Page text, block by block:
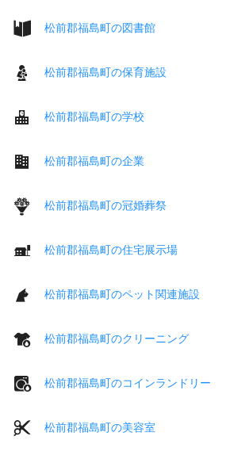
松前郡福島町の図書館
松前郡福島町の保育施設
松前郡福島町の学校
松前郡福島町の企業
松前郡福島町の冠婚葬祭
松前郡福島町の住宅展示場
松前郡福島町のペット関連施設
松前郡福島町のクリーニング
松前郡福島町のコインランドリー
松前郡福島町の美容室